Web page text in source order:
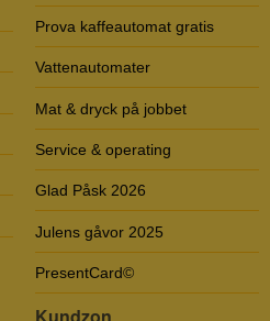
Prova kaffeautomat gratis
Vattenautomater
Mat & dryck på jobbet
Service & operating
Glad Påsk 2026
Julens gåvor 2025
PresentCard©